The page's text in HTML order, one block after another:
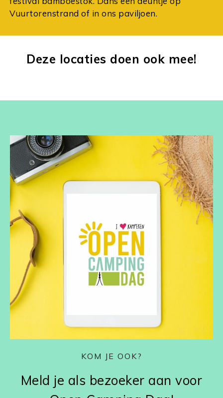
Vuurtorenstrand of in ons paviljoen.
Deze locaties doen ook mee!
KOM JE OOK?
Meld je als bezoeker aan voor